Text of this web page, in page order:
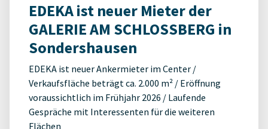
EDEKA ist neuer Mieter der
GALERIE AM SCHLOSSBERG in
Sondershausen
EDEKA ist neuer Ankermieter im Center /
Verkaufsfläche beträgt ca. 2.000 m² / Eröffnung
voraussichtlich im Frühjahr 2026 / Laufende
Gespräche mit Interessenten für die weiteren
Flächen